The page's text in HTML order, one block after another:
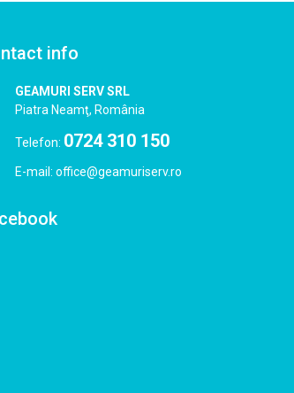
info
GEAMURI SERV SRL
Piatra Neamţ, România
Telefon: 0724 310 150
E-mail: office@geamuriserv.ro